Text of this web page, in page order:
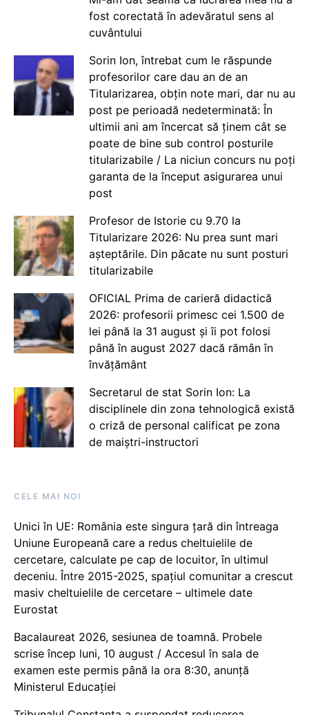
fost corectată în adevăratul sens al
cuvântului
Sorin Ion, întrebat cum le răspunde
profesorilor care dau an de an
Titularizarea, obțin note mari, dar nu au
post pe perioadă nedeterminată: În
ultimii ani am încercat să ținem cât se
poate de bine sub control posturile
titularizabile / La niciun concurs nu poți
garanta de la început asigurarea unui
post
Profesor de Istorie cu 9.70 la
Titularizare 2026: Nu prea sunt mari
așteptările. Din păcate nu sunt posturi
titularizabile
OFICIAL Prima de carieră didactică
2026: profesorii primesc cei 1.500 de
lei până la 31 august și îi pot folosi
până în august 2027 dacă rămân în
învățământ
Secretarul de stat Sorin Ion: La
disciplinele din zona tehnologică există
o criză de personal calificat pe zona
de maiștri-instructori
CELE MAI NOI
Unici în UE: România este singura țară din întreaga
Uniune Europeană care a redus cheltuielile de
cercetare, calculate pe cap de locuitor, în ultimul
deceniu. Între 2015-2025, spațiul comunitar a crescut
masiv cheltuielile de cercetare – ultimele date
Eurostat
Bacalaureat 2026, sesiunea de toamnă. Probele
scrise încep luni, 10 august / Accesul în sala de
examen este permis până la ora 8:30, anunță
Ministerul Educației